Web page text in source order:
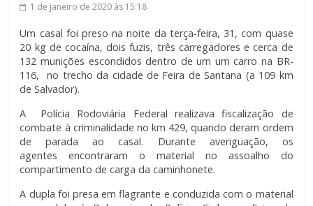
1 de janeiro de 2020 às 15:18
Um casal foi preso na noite da terça-feira, 31, com quase
20 kg de cocaína, dois fuzis, três carregadores e cerca de
132 munições escondidos dentro de um um carro na BR-
116, no trecho da cidade de Feira de Santana (a 109 km
de Salvador).
A Polícia Rodoviária Federal realizava fiscalização de
combate à criminalidade no km 429, quando deram ordem
de parada ao casal. Durante averiguação, os
agentes encontraram o material no assoalho do
compartimento de carga da caminhonete.
A dupla foi presa em flagrante e conduzida com o material